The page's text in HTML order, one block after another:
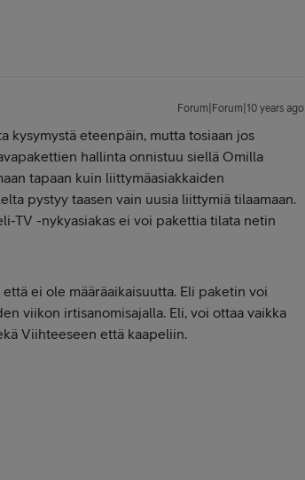
Forum|Forum|10 years ago
kysymystä eteenpäin, mutta tosiaan jos
hallinta onnistuu siellä Omilla
tapaan kuin liittymäasiakkaiden
pystyy taasen vain uusia liittymiä tilaamaan.
TV -nykyasiakas ei voi pakettia tilata netin
ei ole määräaikaisuutta. Eli paketin voi
viikon irtisanomisajalla. Eli, voi ottaa vaikka
Viihteeseen että kaapeliin.